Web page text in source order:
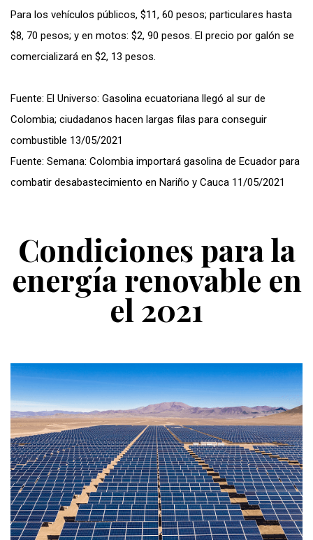
Para los vehículos públicos, $11, 60 pesos; particulares hasta
$8, 70 pesos; y en motos: $2, 90 pesos. El precio por galón se
comercializará en $2, 13 pesos.
Fuente: El Universo: Gasolina ecuatoriana llegó al sur de
Colombia; ciudadanos hacen largas filas para conseguir
combustible 13/05/2021
Fuente: Semana: Colombia importará gasolina de Ecuador para
combatir desabastecimiento en Nariño y Cauca 11/05/2021
Condiciones para la
energía renovable en
el 2021